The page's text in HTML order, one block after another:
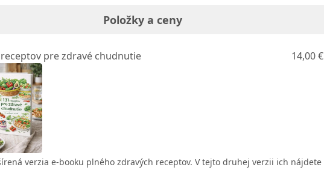
Položky a ceny
receptov pre zdravé chudnutie 14,00 €
verzia e-booku plného zdravých receptov. V tejto druhej verzii ich nájdete